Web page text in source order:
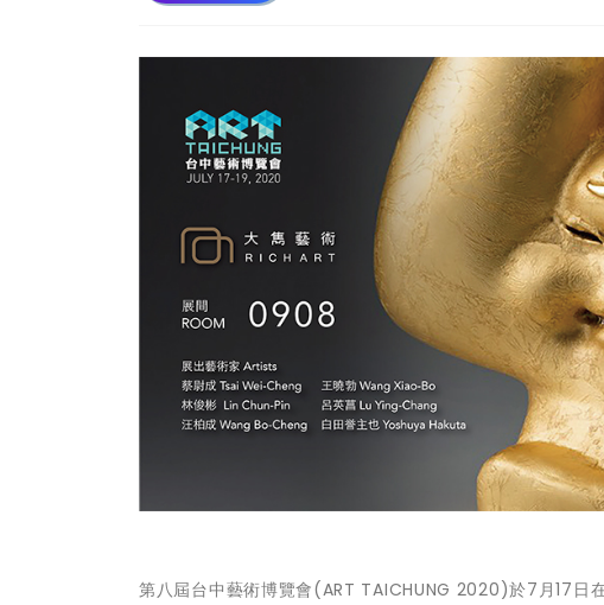
第八屆台中藝術博覽會(ART TAICHUNG 2020)於7月17日